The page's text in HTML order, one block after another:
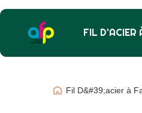
FIL D'ACIER
Fil D&#39;acier à